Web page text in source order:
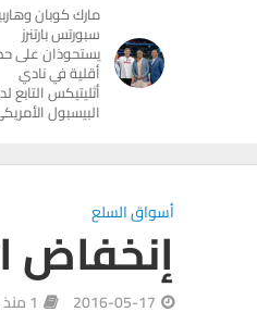
مارك كوبان
سبورتس بارتنرز
يستحوذان على
أقلية في نادي
أثليتيكس التابع
البيسبول
أسواق السلع
إنخفاض
2016-05-17 1 منذ دقيقة